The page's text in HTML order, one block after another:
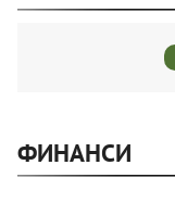
ФИНАНСИ